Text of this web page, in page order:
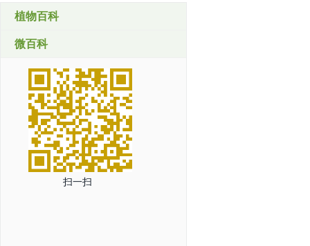
植物百科
微百科
扫一扫